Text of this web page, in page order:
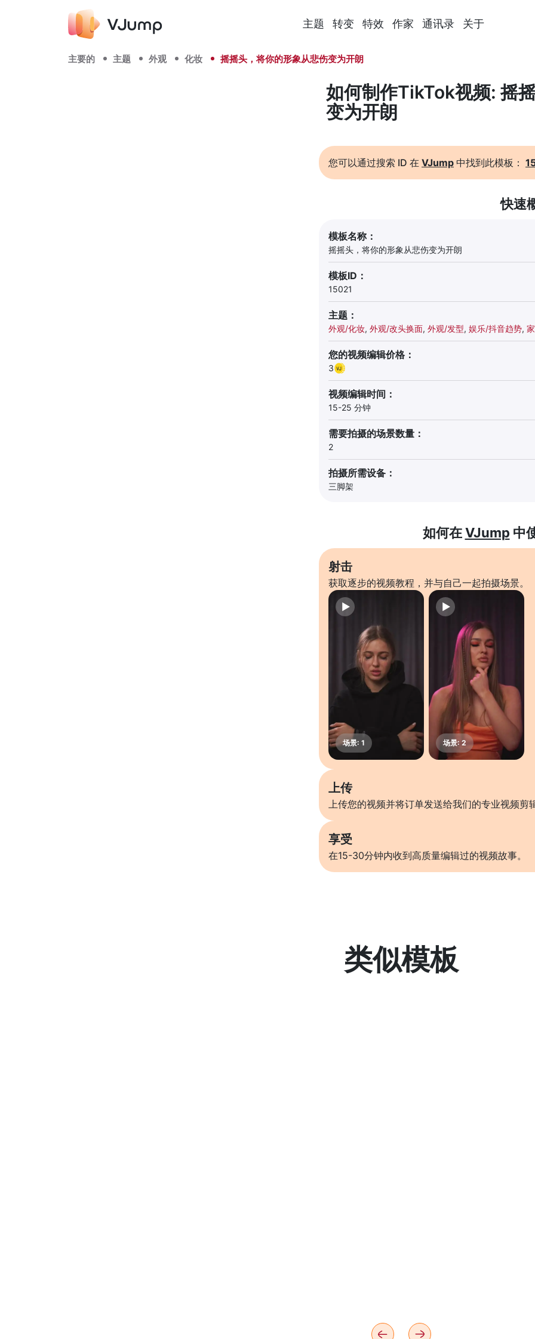
主题 转变 特效 作家 通讯录 关于
主要的 主题 外观 化妆 摇摇头，将你的形象从悲伤变为开朗
如何制作TikTok视频: 摇
变为开朗
您可以通过搜索 ID 在 VJump 中找到此模板：
快速
模板名称：
摇摇头，将你的形象从悲伤变为开朗
模板ID：
15021
主题：
外观/化妆, 外观/改头换面, 外观/发型, 娱乐/抖音趋势,
您的视频编辑价格：
3
视频编辑时间：
15-25 分钟
需要拍摄的场景数量：
2
拍摄所需设备：
三脚架
如何在VJump 中
射击
获取逐步的视频教程，并与自己一起拍摄场景。
上传
上传您的视频并将订单发送给我们的专业视频剪
享受
在15-30分钟内收到高质量编辑过的视频故事。
类似模板